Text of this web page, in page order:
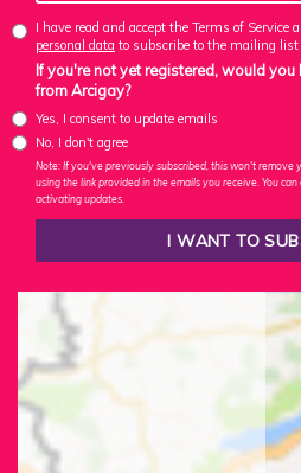
I have read and accept the Terms of Service
personal data to subscribe to the mailing list
If you're not yet registered, would
from Arcigay?
Yes, I consent to update emails
No, I don't agree
Note: If you've previously subscribed, this won't remove
using the link provided in the emails you receive. You
activating updates.